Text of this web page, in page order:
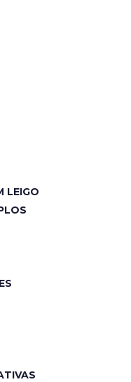
LEIGO